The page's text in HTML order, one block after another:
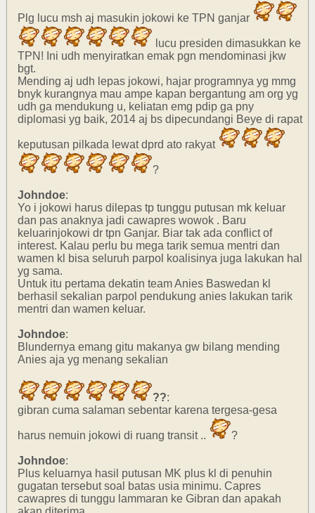
Plg lucu msh aj masukin jokowi ke TPN ganjar
lucu presiden dimasukkan ke
TPN! Ini udh menyiratkan emak pgn mendominasi jkw
bgt.
Mending aj udh lepas jokowi, hajar programnya yg mmg
bnyk kurangnya mau ampe kapan bergantung am org yg
udh ga mendukung u, keliatan emg pdip ga pny
diplomasi yg baik, 2014 aj bs dipecundangi Beye di rapat
keputusan pilkada lewat dprd ato rakyat
?
Johndoe:
Yo i jokowi harus dilepas tp tunggu putusan mk keluar
dan pas anaknya jadi cawapres wowok . Baru
keluarinjokowi dr tpn Ganjar. Biar tak ada conflict of
interest. Kalau perlu bu mega tarik semua mentri dan
wamen kl bisa seluruh parpol koalisinya juga lakukan hal
yg sama.
Untuk itu pertama dekatin team Anies Baswedan kl
berhasil sekalian parpol pendukung anies lakukan tarik
mentri dan wamen keluar.
Johndoe:
Blundernya emang gitu makanya gw bilang mending
Anies aja yg menang sekalian
??:
gibran cuma salaman sebentar karena tergesa-gesa
harus nemuin jokowi di ruang transit .. ?
Johndoe:
Plus keluarnya hasil putusan MK plus kl di penuhin
gugatan tersebut soal batas usia minimu. Capres
cawapres di tunggu lammaran ke Gibran dan apakah